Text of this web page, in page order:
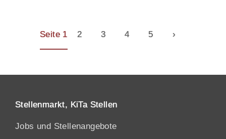
Seite 1 2 3 4 5 ›
Stellenmarkt, KiTa Stellen
Jobs und Stellenangebote